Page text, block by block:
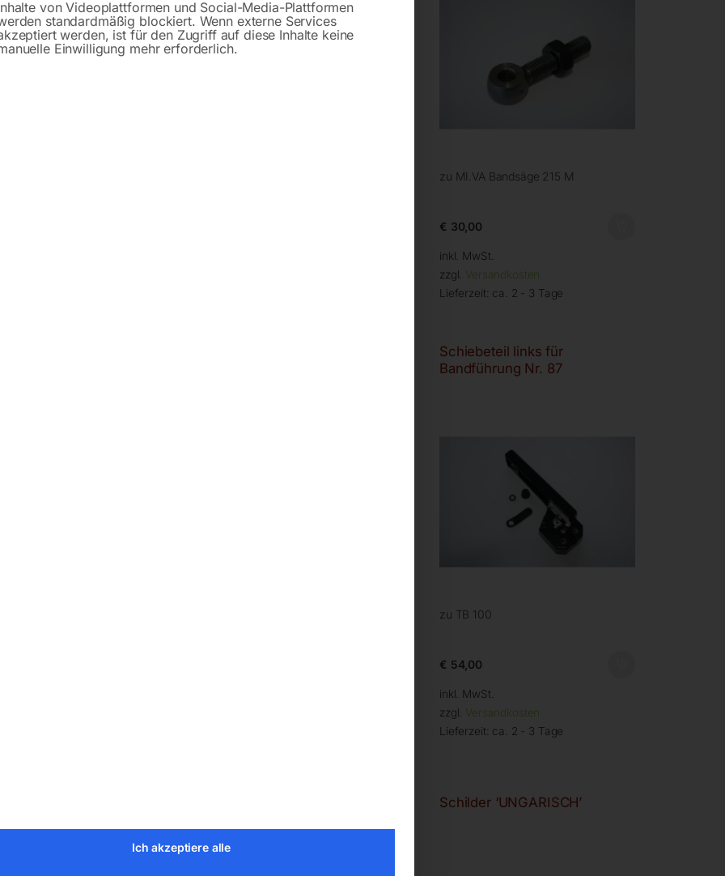
zu MI.VA Bandsäge 215 M
€ 30,00
inkl. MwSt.
zzgl. Versandkosten
Lieferzeit: ca. 2 - 3 Tage
Schiebeteil links für
Bandführung Nr. 87
zu TB 100
€ 54,00
inkl. MwSt.
zzgl. Versandkosten
Lieferzeit: ca. 2 - 3 Tage
Schilder ‘UNGARISCH’
von Videoplattformen und Social-Media-Plattformen
standardmäßig blockiert. Wenn externe Services
werden, ist für den Zugriff auf diese Inhalte keine
Einwilligung mehr erforderlich.
Ich akzeptiere alle